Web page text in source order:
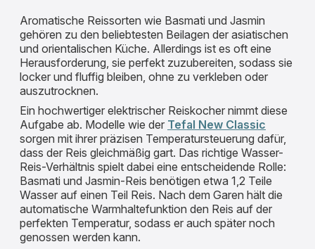
Aromatische Reissorten wie Basmati und Jasmin
gehören zu den beliebtesten Beilagen der asiatischen
und orientalischen Küche. Allerdings ist es oft eine
Herausforderung, sie perfekt zuzubereiten, sodass sie
locker und fluffig bleiben, ohne zu verkleben oder
auszutrocknen.
Ein hochwertiger elektrischer Reiskocher nimmt diese
Aufgabe ab. Modelle wie der Tefal New Classic
sorgen mit ihrer präzisen Temperatursteuerung dafür,
dass der Reis gleichmäßig gart. Das richtige Wasser-
Reis-Verhältnis spielt dabei eine entscheidende Rolle:
Basmati und Jasmin-Reis benötigen etwa 1,2 Teile
Wasser auf einen Teil Reis. Nach dem Garen hält die
automatische Warmhaltefunktion den Reis auf der
perfekten Temperatur, sodass er auch später noch
genossen werden kann.